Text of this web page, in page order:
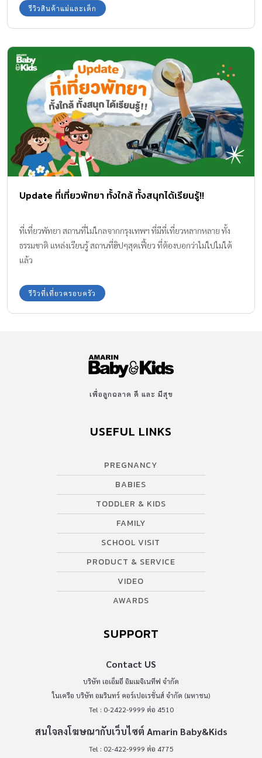
รีวิวสินค้าแม่และเด็ก
Update ที่เที่ยวพัทยา ทั้งใกล้ ทั้งสนุกได้เรียนรู้!!
ที่เที่ยวพัทยา สถานที่ไม่ไกลจากกรุงเทพฯ ที่มีที่เที่ยวหลากหลาย ทั้ง
ธรรมชาติ แหล่งเรียนรู้ สถานที่ฮิปๆสุดเฟี้ยว ที่ต้องบอกว่าไม่ไปไม่ได้
แล้ว
รีวิวที่เที่ยวครอบครัว
เพื่อลูกฉลาด ดี และ มีสุข
USEFUL LINKS
PREGNANCY
BABIES
TODDLER & KIDS
FAMILY
SCHOOL VISIT
PRODUCT & SERVICE
VIDEO
AWARDS
SUPPORT
Contact US
บริษัท เอเอ็มอี อิมเมจิเนทีฟ จำกัด
ในเครือ บริษัท อมรินทร์ คอร์เปอเรชั่นส์ จำกัด (มหาชน)
Tel : 0-2422-9999 ต่อ 4510
สนใจลงโฆษณากับเว็บไซต์ Amarin Baby&Kids
Tel : 02-422-9999 ต่อ 4775